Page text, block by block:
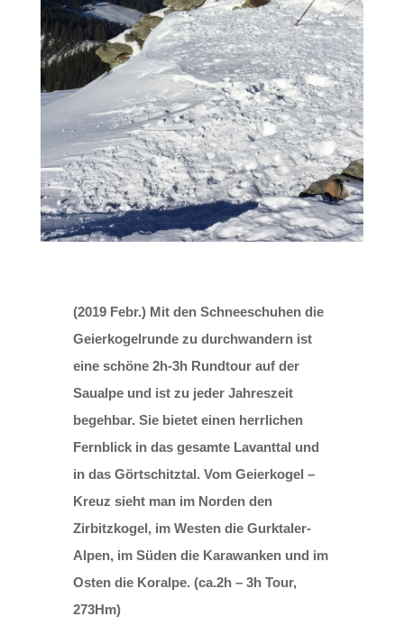
(2019 Febr.) Mit den Schneeschuhen die
Geierkogelrunde zu durchwandern ist
eine schöne 2h-3h Rundtour auf der
Saualpe und ist zu jeder Jahreszeit
begehbar. Sie bietet einen herrlichen
Fernblick in das gesamte Lavanttal und
in das Görtschitztal. Vom Geierkogel –
Kreuz sieht man im Norden den
Zirbitzkogel, im Westen die Gurktaler-
Alpen, im Süden die Karawanken und im
Osten die Koralpe. (ca.2h – 3h Tour,
273Hm)